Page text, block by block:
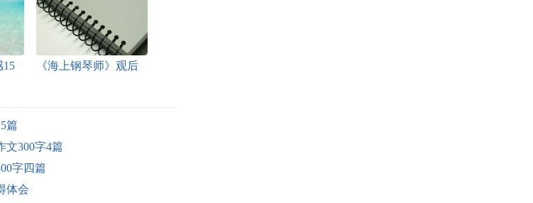
15
《海上钢琴师》观后
篇
文300字4篇
字四篇
体会